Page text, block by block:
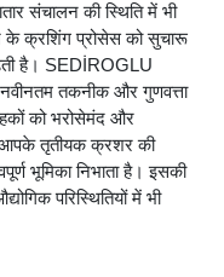
संचालन की स्थिति में भी
के क्रशिंग प्रोसेस को सुचारू
है। SEDİROGLU
तकनीक और गुणवत्ता
को भरोसेमंद और
आपके तृतीयक क्रशर की
भूमिका निभाता है। इसकी
परिस्थितियों में भी